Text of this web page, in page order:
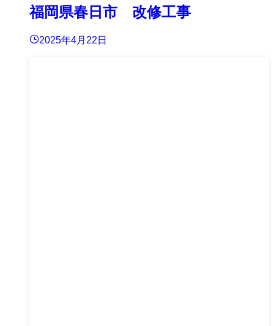
福岡県春日市 改修工事
2025年4月22日